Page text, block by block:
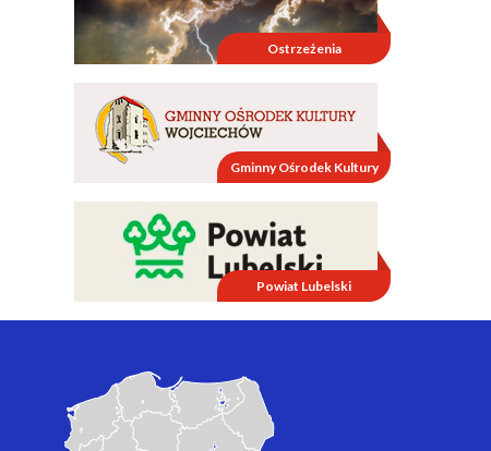
Ostrzeżenia
Gminny Ośrodek Kultury
Powiat Lubelski